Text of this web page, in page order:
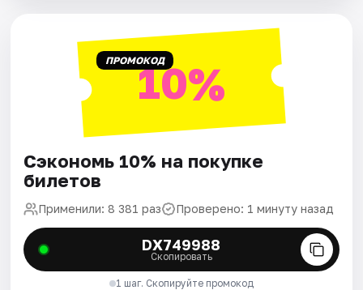
ПРОМОКОД10%
Сэкономь 10% на покупке
билетов
Применили: 8 381 раз Проверено: 1 минуту назад
DX749988
Скопировать
1 шаг. Скопируйте промокод